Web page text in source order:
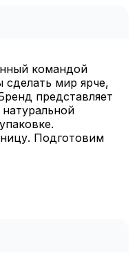
командой
мир ярче,
представляет
Подготовим